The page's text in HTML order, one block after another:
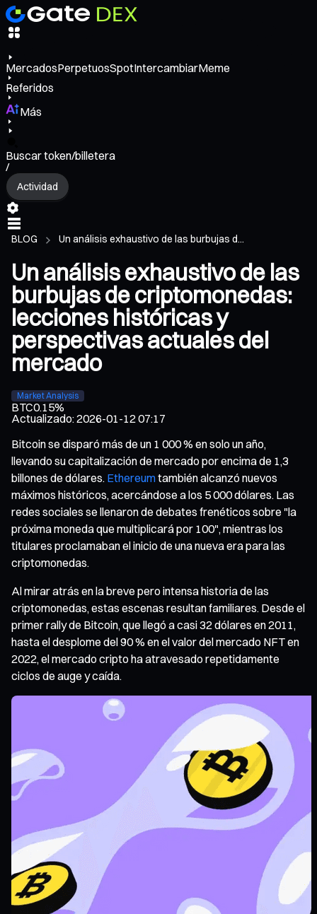
MercadosPerpetuosSpotIntercambiarMeme
Referidos
Más
Buscar token/billetera
/
Actividad
BLOG Un análisis exhaustivo de las burbujas d...
Un análisis exhaustivo de las
burbujas de criptomonedas:
lecciones históricas y
perspectivas actuales del
mercado
Market Analysis
BTC0.15%
Actualizado:2026-01-12 07:17
Bitcoin se disparó más de un 1 000 % en solo un año,
llevando su capitalización de mercado por encima de 1,3
billones de dólares. Ethereumtambién alcanzó nuevos
máximos históricos, acercándose a los 5 000 dólares. Las
redes sociales se llenaron de debates frenéticos sobre "la
próxima moneda que multiplicará por 100", mientras los
titulares proclamaban el inicio de una nueva era para las
criptomonedas.
Al mirar atrás en la breve pero intensa historia de las
criptomonedas, estas escenas resultan familiares. Desde el
primer rally de Bitcoin, que llegó a casi 32 dólares en 2011,
hasta el desplome del 90 % en el valor del mercado NFT en
2022, el mercado cripto ha atravesado repetidamente
ciclos de auge y caída.